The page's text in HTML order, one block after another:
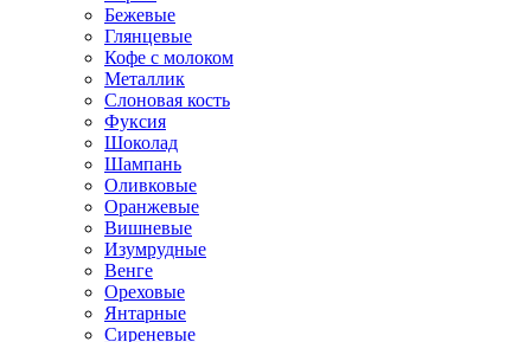
Бежевые
Глянцевые
Кофе с молоком
Металлик
Слоновая кость
Фуксия
Шоколад
Шампань
Оливковые
Оранжевые
Вишневые
Изумрудные
Венге
Ореховые
Янтарные
Сиреневые